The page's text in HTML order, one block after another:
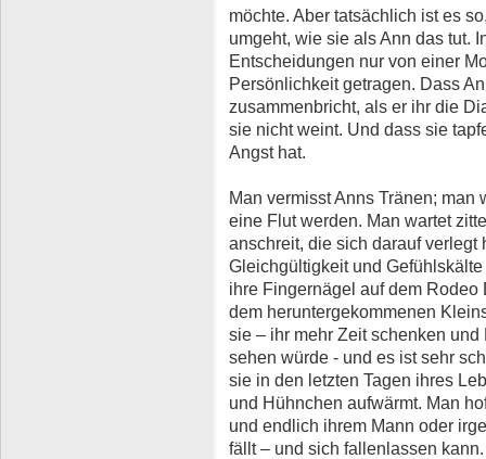
möchte. Aber tatsächlich ist es
umgeht, wie sie als Ann das tut.
Entscheidungen nur von einer
Persönlichkeit getragen. Dass
zusammenbricht, als er ihr die
sie nicht weint. Und dass sie
Angst hat.
Man vermisst Anns Tränen;
eine Flut werden. Man wartet
anschreit, die sich darauf verlegt
Gleichgültigkeit und
ihre Fingernägel auf dem
dem heruntergekommenen
sie – ihr mehr Zeit schenken
sehen würde - und es ist sehr
sie in den letzten Tagen ihres
und Hühnchen aufwärmt. Man
und endlich ihrem Mann oder
fällt – und sich fallenlassen